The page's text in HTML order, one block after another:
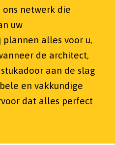
netwerk die
uw
alles voor u,
de architect,
aan de slag
en vakkundige
dat alles perfect